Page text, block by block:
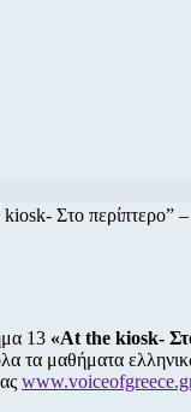
Στο περίπτερο” –
13 «At the kiosk-
τα μαθήματα